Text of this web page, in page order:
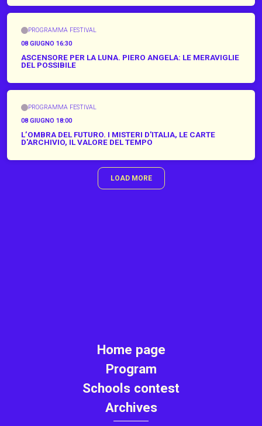
PROGRAMMA FESTIVAL
08 GIUGNO 16:30
ASCENSORE PER LA LUNA. PIERO ANGELA: LE MERAVIGLIE
DEL POSSIBILE
PROGRAMMA FESTIVAL
08 GIUGNO 18:00
L’OMBRA DEL FUTURO. I MISTERI D'ITALIA, LE CARTE
D'ARCHIVIO, IL VALORE DEL TEMPO
LOAD MORE
Home page
Program
Schools contest
Archives